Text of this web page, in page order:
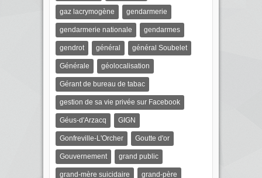
gaz lacrymogène gendarmerie
gendarmerie nationale gendarmes
gendrot général général Soubelet
Générale géolocalisation
Gérant de bureau de tabac
gestion de sa vie privée sur Facebook
Géus-d'Arzacq GIGN
Gonfreville-L'Orcher Goutte d'or
Gouvernement grand public
grand-mère suicidaire grand-père